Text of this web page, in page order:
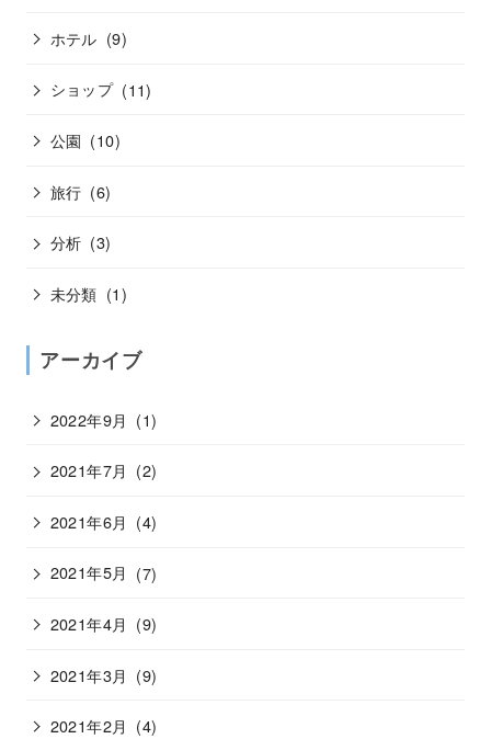
ホテル (9)
ショップ (11)
公園 (10)
旅行 (6)
分析 (3)
未分類 (1)
アーカイブ
2022年9月 (1)
2021年7月 (2)
2021年6月 (4)
2021年5月 (7)
2021年4月 (9)
2021年3月 (9)
2021年2月 (4)